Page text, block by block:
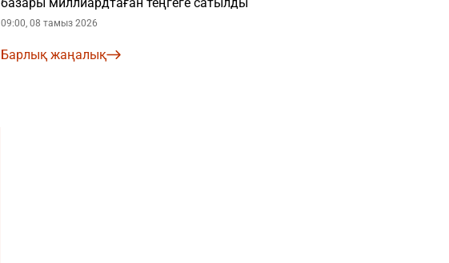
09:00, 08 тамыз 2026
Барлық жаңалық